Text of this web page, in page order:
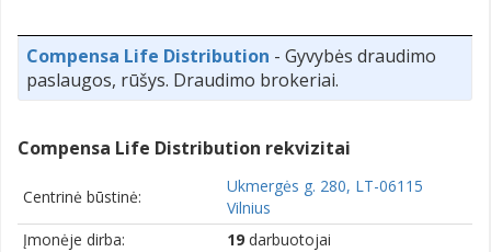
Compensa Life Distribution - Gyvybės draudimo
paslaugos, rūšys. Draudimo brokeriai.
Compensa Life Distribution rekvizitai
Centrinė būstinė:
Ukmergės g. 280, LT-06115
Vilnius
Įmonėje dirba:
19 darbuotojai